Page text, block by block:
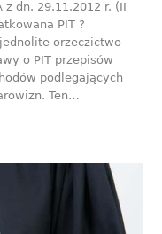
dn. 29.11.2012 r. (II
PIT ?
orzeczictwo
o PIT przepisów
podlegających
Ten…